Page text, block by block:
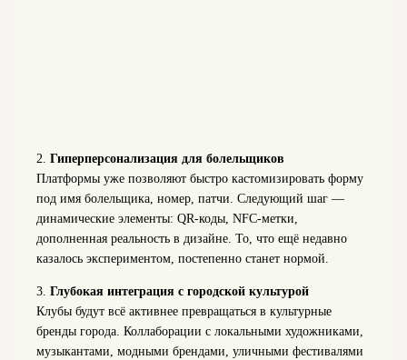
2. Гиперперсонализация для болельщиков
Платформы уже позволяют быстро кастомизировать форму
под имя болельщика, номер, патчи. Следующий шаг —
динамические элементы: QR-коды, NFC-метки,
дополненная реальность в дизайне. То, что ещё недавно
казалось экспериментом, постепенно станет нормой.
3. Глубокая интеграция с городской культурой
Клубы будут всё активнее превращаться в культурные
бренды города. Коллаборации с локальными художниками,
музыкантами, модными брендами, уличными фестивалями